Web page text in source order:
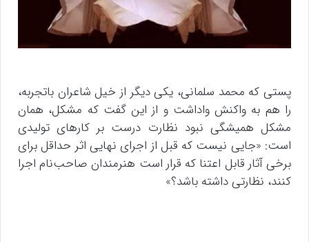
پستی که محمد سلمانی، یکی دیگر از خیل شاعران باتجربه،
را هم به واکنش واداشت و از این گفت که مشکل، همان
مشکل همیشگی نبود نظارت درست بر کار‌های تولیدی
است: «جایی نیست که قبل از اجرای نهایی اثر حداقل برای
برخی آثار قابل اعتنا که قرار است هنرمندان صاحب‌نام اجرا
کنند، نظارتی داشته باشد؟»